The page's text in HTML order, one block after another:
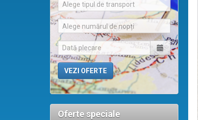
Alege tipul de transport
Alege numărul de nopți
Oferte speciale